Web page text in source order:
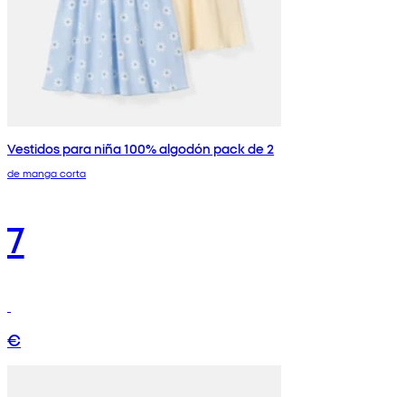
Vestidos para niña 100% algodón pack de 2
de manga corta
7
€